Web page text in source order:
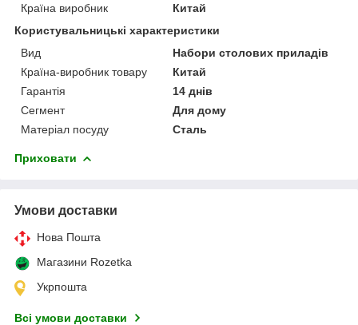
Країна виробник
Китай
Користувальницькі характеристики
Вид
Набори столових приладів
Країна-виробник товару
Китай
Гарантія
14 днів
Сегмент
Для дому
Матеріал посуду
Сталь
Приховати
Умови доставки
Нова Пошта
Магазини Rozetka
Укрпошта
Всі умови доставки